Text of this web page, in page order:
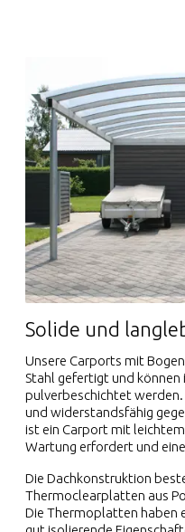
Solide und
Unsere Carports mit
Stahl gefertigt und können
pulverbeschichtet
und widerstandsfähig
ist ein Carport mit
Wartung erfordert und
Die Dachkonstruktion
Thermoclearplatten aus
Die Thermoplatten haben